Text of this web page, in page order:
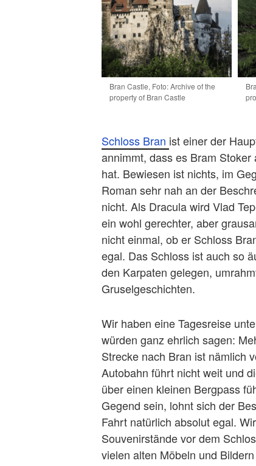
Bran Castle, Foto: Archive of the
property of Bran Castle
Schloss Bran ist einer der
annimmt, dass es Bram
hat. Bewiesen ist nichts, im
Roman sehr nah an der
nicht. Als Dracula wird Vlad
ein wohl gerechter, aber
nicht einmal, ob er Schloss
egal. Das Schloss ist auch so
den Karpaten gelegen,
Gruselgeschichten.
Wir haben eine Tagesreise
würden ganz ehrlich sagen:
Strecke nach Bran ist nämlich
Autobahn führt nicht weit und
über einen kleinen Bergpass
Gegend sein, lohnt sich der
Fahrt natürlich absolut egal.
Souvenirstände vor dem
vielen alten Möbeln und